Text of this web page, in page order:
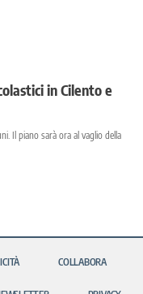
in Cilento e
Il piano sarà ora al vaglio della
COLLABORA